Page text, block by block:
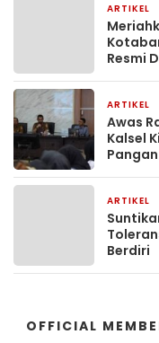
ARTIKEL
Resmi
ARTIKEL
Awas
Kalsel
Pangan
ARTIKEL
Berdiri
OFFICIAL